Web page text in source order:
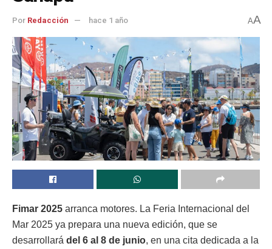
Por Redacción hace 1 año AA
Fimar 2025 arranca motores. La Feria Internacional del
Mar 2025 ya prepara una nueva edición, que se
desarrollará del 6 al 8 de junio, en una cita dedicada a la